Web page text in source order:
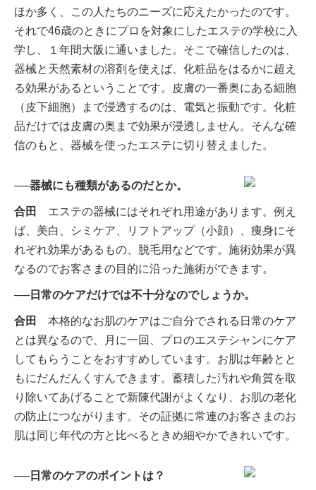
ほか多く、この人たちのニーズに応えたかったのです。
それで46歳のときにプロを対象にしたエステの学校に入
学し、１年間大阪に通いました。そこで確信したのは、
器械と天然素材の溶剤を使えば、化粧品をはるかに超え
る効果があるということです。皮膚の一番奥にある細胞
（皮下細胞）まで浸透するのは、電気と振動です。化粧
品だけでは皮膚の奥まで効果が浸透しません。そんな確
信のもと、器械を使ったエステに切り替えました。
──器械にも種類があるのだとか。
合田
エステの器械にはそれぞれ用途があります。例え
ば、美白、シミケア、リフトアップ（小顔）、痩身にそ
れぞれ効果があるもの、脱毛用などです。施術効果が異
なるのでお客さまの目的に沿った施術ができます。
──日常のケアだけでは不十分なのでしょうか。
合田
本格的なお肌のケアはご自分でされる日常のケア
とは異なるので、月に一回、プロのエステシャンにケア
してもらうことをおすすめしています。お肌は年齢とと
もにだんだんくすんできます。蓄積した汚れや角質を取
り除いてあげることで新陳代謝がよくなり、お肌の老化
の防止につながります。その証拠に常連のお客さまのお
肌は同じ年代の方と比べるときめ細やかできれいです。
──日常のケアのポイントは？